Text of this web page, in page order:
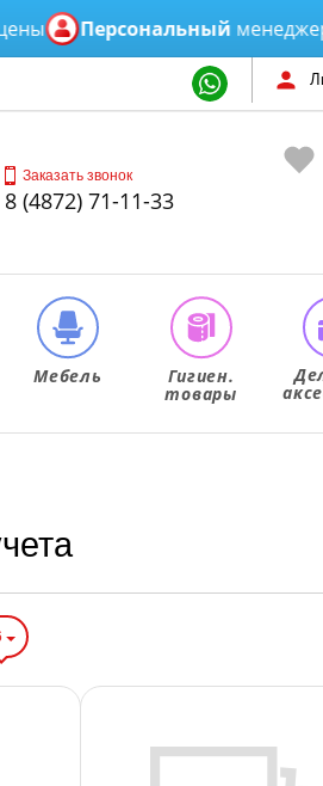
Персональныйменеджер
Заказать звонок
8 (4872) 71-11-33
Мебель Гигиен.
товары